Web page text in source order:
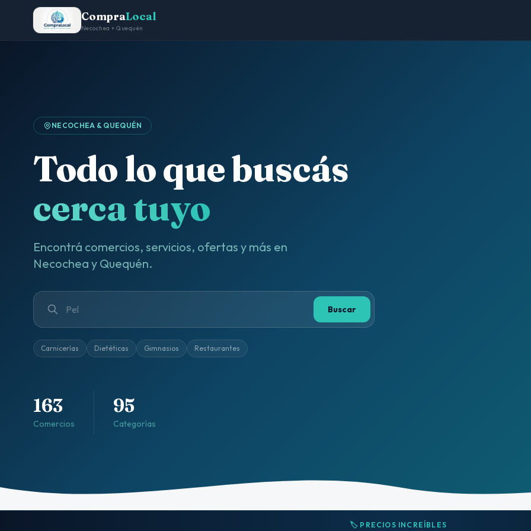
CompraLocal
Necochea + Quequén
NECOCHEA & QUEQUÉN
Todo lo que buscás
cerca tuyo
Encontrá comercios, servicios, ofertas y más en
Necochea y Quequén.
Buscar
Carnicerías Dietéticas Gimnasios Restaurantes
163
Comercios
95
Categorías
🏷️ PRECIOS INCREÍBLES